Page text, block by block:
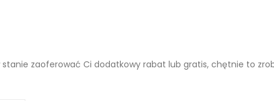
zaoferować Ci dodatkowy rabat lub gratis, chętnie to